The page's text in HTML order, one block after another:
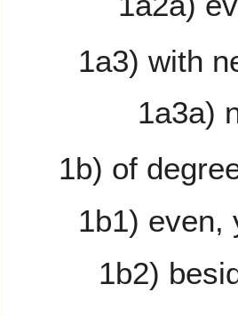
1a3) with
1a3a)
1b) of
1b1) even,
1b2)